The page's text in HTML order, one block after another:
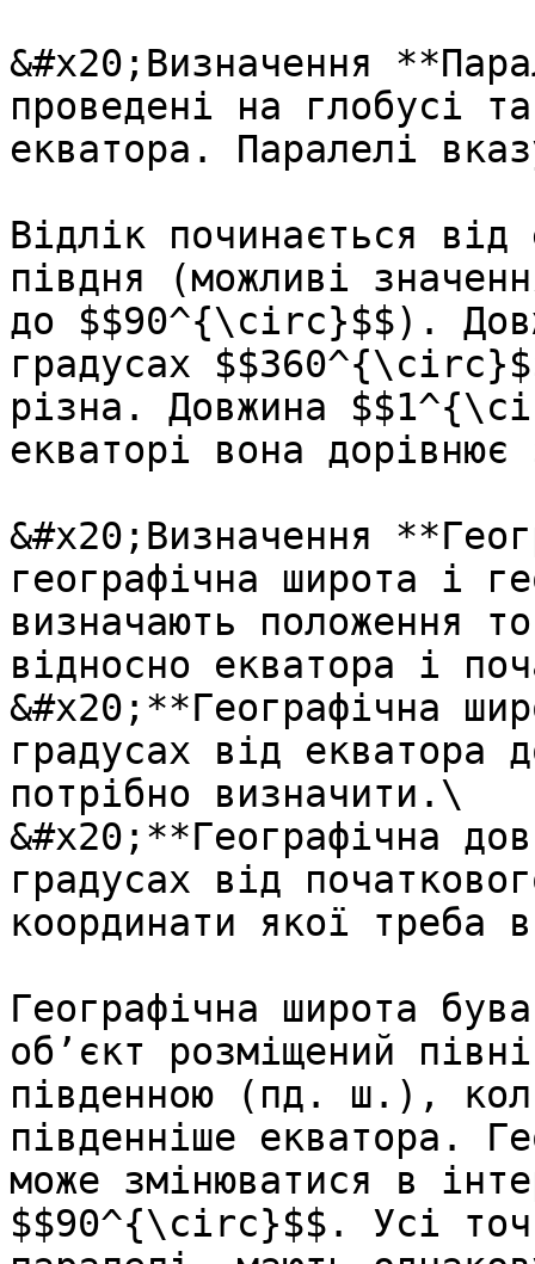
&#x20;Визначення
проведенi на глобусi
екватора. Паралелi
Відлік починається
півдня (можливі
до $$90^{\circ}$$).
градусах
різна. Довжина
екваторі вона
&#x20;Визначення
географiчна широта i
визначають положення
вiдносно екватора i
&#x20;**Географiчна
градусах вiд екватора
потрiбно визначити.\
&#x20;**Географiчна
градусах вiд
координати якої треба
Географічна широта
об’єкт розміщений
південною (пд. ш.),
південніше екватора.
може змінюватися в
$$90^{\circ}$$. Усі